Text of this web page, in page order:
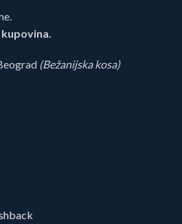
(Bežanijska kosa)